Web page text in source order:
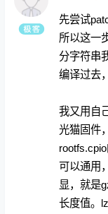
先尝试
所以这一
分字符串
编译过去
我又用自
光猫固件
可以通用
显，就是
长度值。